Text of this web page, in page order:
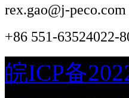
rex.gao@j-peco.com
+86 551-63524022-
皖ICP备